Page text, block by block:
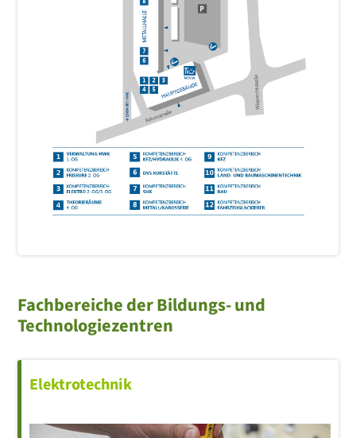
Fachbereiche der Bildungs- und
Technologiezentren
Elektrotechnik